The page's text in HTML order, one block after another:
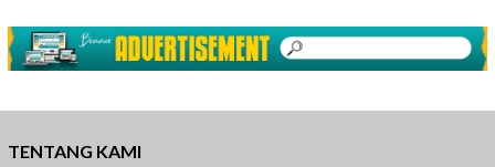
TENTANG KAMI